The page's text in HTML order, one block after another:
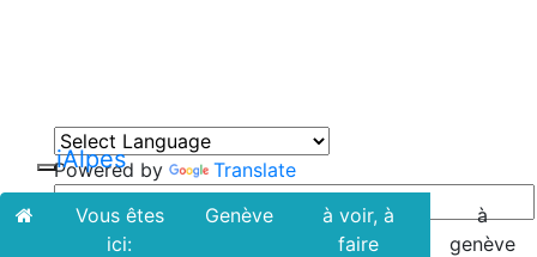
Powered by Translate
Toggle navigation
iAlpes
Vous êtes
ici:
Genève
à voir, à
faire
à
genève